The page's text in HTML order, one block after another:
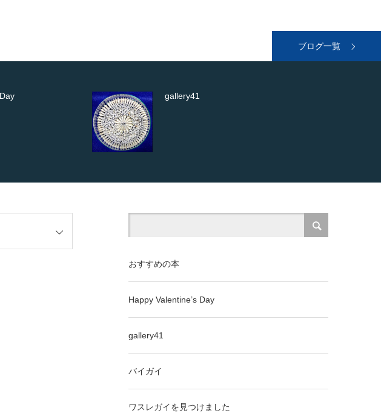
ブログ一覧
バイガイ
おすすめの本
Happy Valentine’s Day
gallery41
バイガイ
ワスレガイを見つけました